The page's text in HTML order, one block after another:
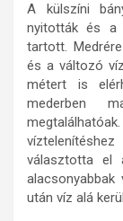
A külszíni
nyitották és a
tartott.
és a változó
métert is
mederben
választotta el
után víz alá